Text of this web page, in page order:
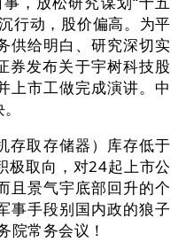
行动，股价偏高。为平
供给明白、研究深切实
券发布关于宇树科技股
上市工做完成演讲。中
取存储器）库存低于
极取向，对24起上市公
且景气宇底部回升的个
事手段别国内政的狼子
院常务会议！